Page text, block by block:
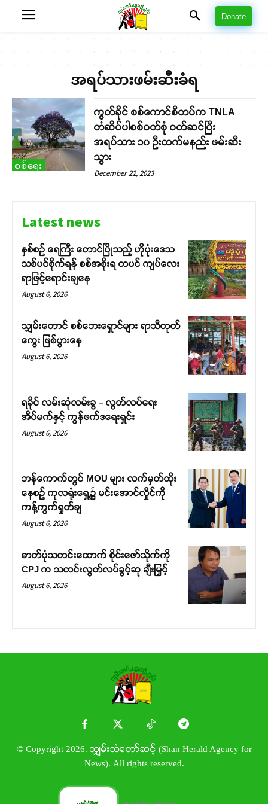
Donate
အရပ်သားဖမ်းဆီးခံရ
စစ်ရေး
ကွတ်ခိုင် စစ်ကောင်စီတပ်က TNLA
တံဆိပ်ပါစစ်ဝတ်စုံ ဝတ်ဆင်ပြီး
အရပ်သား ၁၀ ဦးထက်မနည်း ဖမ်းဆီး
သွား
December 22, 2023
Latest news
နှစ်စဉ် ရေကြီး တောင်ပြိုသည့် ဟိုပုံးဒေသ
သစ်ပင်စိုက်ရန် စစ်အစိုးရ တပင် ကျပ်လေး
ရာဖြင့်ရောင်းချနေ
August 6, 2026
သျှမ်းတောင် စစ်ဘေးရှောင်များ ရာသီတုတ်
ကွေး ဖြစ်ပွားနေ
August 6, 2026
ရခိုင် လမ်းဆုံလမ်းခွ – လွတ်လပ်ရေး
အိပ်မက်နှင့် ကွန်ဖက်ဒရေးရှင်း
August 6, 2026
ဘန်ကောက်တွင် MOU များ လက်မှတ်ထိုး
နေစဉ် ကုလရုံးရှေ့၌ မင်းအောင်လှိုင်ကို
ကန့်ကွက်ရှုတ်ချ
August 6, 2026
ဓာတ်ပုံသတင်းထောက် စိုင်းဇော်သိုက်ကို
CPJ က သတင်းလွတ်လပ်ခွင့်ဆု ချီးမြှင့်
August 6, 2026
© Copyright 2026. သျှမ်းသံတော်ဆင့် (Shan Herald Agency for
News). All rights reserved.